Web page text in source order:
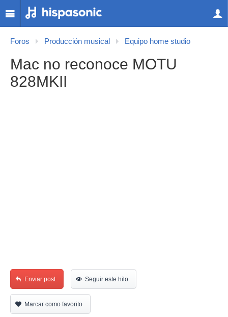
Foros Producción musical Equipo home studio
Mac no reconoce MOTU
828MKII
Enviar post Seguir este hilo
Marcar como favorito